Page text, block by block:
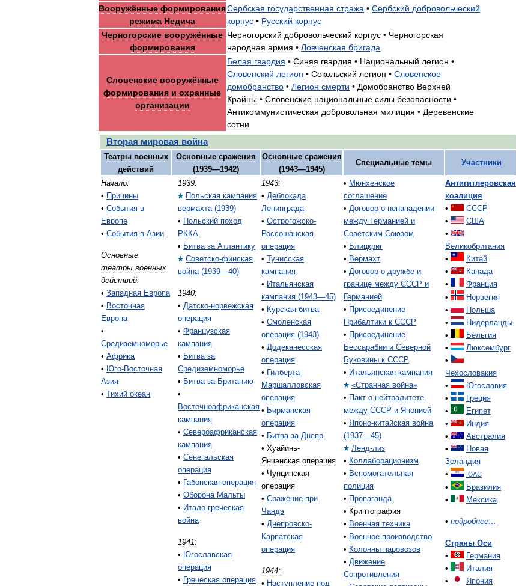
Вооружённые формирования
режима Недича
Сербская государственная стража • Сербский добровольческий
корпус • Русский корпус
Черногорские вооружённые
формирования
Черногорский добровольческий корпус • Черногорская
народная армия • Ловченская бригада
Словенские вооружённые
формирования и охранные
организации
Белая гвардия • Синяя гвардия • Национальный легион •
Словенский легион • Сокольский легион • Словенское
домобранство • Легион смерти • Домобранство Верхней
Крайны • Словенские национальные силы безопасности •
Антикоммунистическая добровольная милиция • Деревенские
сотни
Вторая мировая война
Театры военных
действий
Основные сражения
(1939—1942)
Основные сражения
(1943—1945)
Специальные темы Участники
Начало:
• Причины
• События в
Европе
• События в Азии
Основные
театры военных
действий:
• Западная Европа
• Восточная
Европа
•
Средиземноморье
• Африка
• Юго-Восточная
Азия
• Тихий океан
1939:
Польская кампания
вермахта (1939)
• Польский поход
РККА
• Битва за Атлантику
Советско-финская
война (1939—40)
1940:
• Датско-норвежская
операция
• Французская
кампания
• Битва за
Средиземноморье
• Битва за Британию
•
Восточноафриканская
кампания
• Североафриканская
кампания
• Сенегальская
операция
• Габонская операция
• Оборона Мальты
• Итало-греческая
война
1941:
• Югославская
операция
• Греческая операция
1943:
• Деблокада
Ленинграда
• Острогожско-
Россошанская
операция
• Тунисская
кампания
• Итальянская
кампания (1943—45)
• Курская битва
• Смоленская
операция (1943)
• Додеканесская
операция
• Гилберта-
Маршалловская
операция
• Бирманская
операция
• Битва за Днепр
• Хуайинь-
Янчэнская операция
• Чунцинская
операция
• Сражение при
Чандэ
• Днепровско-
Карпатская
операция
1944:
• Наступление под
• Мюнхенское
соглашение
• Договор о ненападении
между Германией и
Советским Союзом
• Блицкриг
• Вермахт
• Договор о дружбе и
границе между СССР и
Германией
• Присоединение
Прибалтики к СССР
• Присоединение
Бессарабии и Северной
Буковины к СССР
• Итальянская кампания
«Странная война»
• Пакт о нейтралитете
между СССР и Японией
• Японо-китайская война
(1937—45)
Ленд-лиз
• Коллаборационизм
• Вспомогательная
полиция
• Пропаганда
• Криптография
• Военная техника
• Военное производство
• Колонны паровозов
• Движение
Сопротивления
Антигитлеровская
коалиция
•
СССР
•
США
•
Великобритания
•
Китай
•
Канада
•
Франция
•
Норвегия
•
Польша
•
Нидерланды
•
Бельгия
•
Люксембург
•
Чехословакия
•
Югославия
•
Греция
•
Египет
•
Индия
•
Австралия
•
Новая
Зеландия
•
ЮАС
•
Бразилия
•
Мексика
• подробнее…
Страны Оси
•
Германия
•
Италия
•
Япония